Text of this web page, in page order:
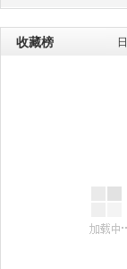
收藏榜 日